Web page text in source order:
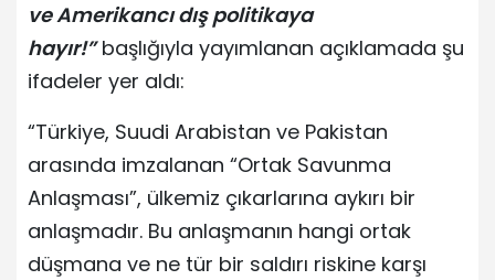
ve Amerikancı dış politikaya
hayır!”başlığıyla yayımlanan açıklamada şu
ifadeler yer aldı:
“Türkiye, Suudi Arabistan ve Pakistan
arasında imzalanan “Ortak Savunma
Anlaşması”, ülkemiz çıkarlarına aykırı bir
anlaşmadır. Bu anlaşmanın hangi ortak
düşmana ve ne tür bir saldırı riskine karşı